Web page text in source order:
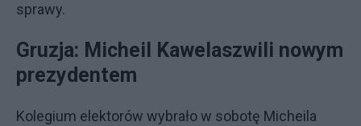
sprawy.
Gruzja: Micheil Kawelaszwili nowym
prezydentem
Kolegium elektorów wybrało w sobotę Micheila